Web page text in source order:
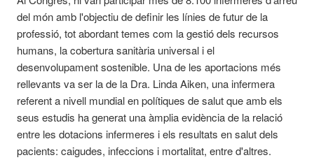
del món amb l'objectiu de definir les línies de futur de la
professió, tot abordant temes com la gestió dels recursos
humans, la cobertura sanitària universal i el
desenvolupament sostenible. Una de les aportacions més
rellevants va ser la de la Dra. Linda Aiken, una infermera
referent a nivell mundial en polítiques de salut que amb els
seus estudis ha generat una àmplia evidència de la relació
entre les dotacions infermeres i els resultats en salut dels
pacients: caigudes, infeccions i mortalitat, entre d'altres.